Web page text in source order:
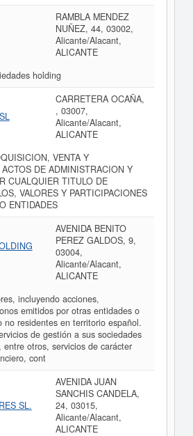
RAMBLA MENDEZ
NUÑEZ, 44, 03002,
Alicante/Alacant,
ALICANTE
holding
CARRETERA OCAÑA,
, 03007,
Alicante/Alacant,
ALICANTE
VENTA Y
DE ADMINISTRACION Y
CUALQUIER TITULO DE
VALORES Y PARTICIPACIONES
ENTIDADES
AVENIDA BENITO
PEREZ GALDOS, 9,
03004,
Alicante/Alacant,
ALICANTE
incluyendo acciones,
emitidos por otras entidades o
no residentes en territorio español.
de gestión a sus sociedades
otros, servicios de carácter
cont
SL.
AVENIDA JUAN
SANCHIS CANDELA,
24, 03015,
Alicante/Alacant,
ALICANTE